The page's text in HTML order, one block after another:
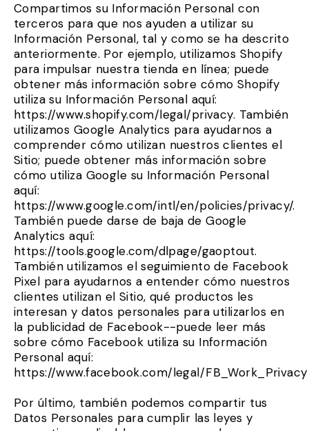
Compartimos su Información Personal con
terceros para que nos ayuden a utilizar su
Información Personal, tal y como se ha descrito
anteriormente. Por ejemplo, utilizamos Shopify
para impulsar nuestra tienda en línea; puede
obtener más información sobre cómo Shopify
utiliza su Información Personal aquí:
https://www.shopify.com/legal/privacy. También
utilizamos Google Analytics para ayudarnos a
comprender cómo utilizan nuestros clientes el
Sitio; puede obtener más información sobre
cómo utiliza Google su Información Personal
aquí:
https://www.google.com/intl/en/policies/privacy/.
También puede darse de baja de Google
Analytics aquí:
https://tools.google.com/dlpage/gaoptout.
También utilizamos el seguimiento de Facebook
Pixel para ayudarnos a entender cómo nuestros
clientes utilizan el Sitio, qué productos les
interesan y datos personales para utilizarlos en
la publicidad de Facebook--puede leer más
sobre cómo Facebook utiliza su Información
Personal aquí:
https://www.facebook.com/legal/FB_Work_Privacy
Por último, también podemos compartir tus
Datos Personales para cumplir las leyes y